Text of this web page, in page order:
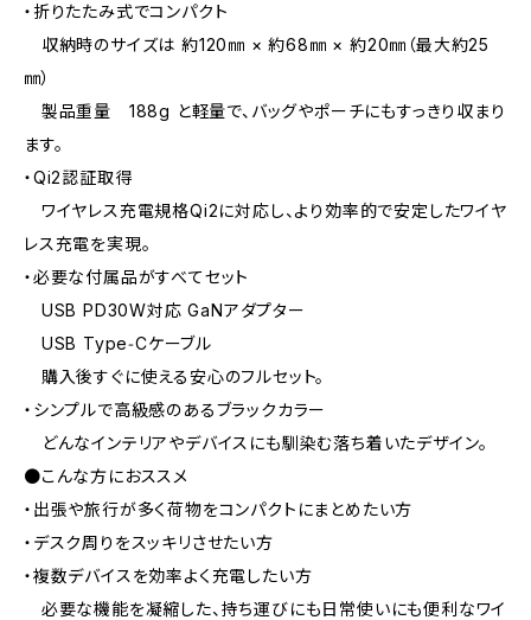
・折りたたみ式でコンパクト
収納時のサイズは 約120㎜ × 約68㎜ × 約20㎜（最大約25
㎜）
製品重量 188g と軽量で、バッグやポーチにもすっきり収まり
ます。
・Qi2認証取得
ワイヤレス充電規格Qi2に対応し、より効率的で安定したワイヤ
レス充電を実現。
・必要な付属品がすべてセット
USB PD30W対応 GaNアダプター
USB Type‑Cケーブル
購入後すぐに使える安心のフルセット。
・シンプルで高級感のあるブラックカラー
どんなインテリアやデバイスにも馴染む落ち着いたデザイン。
●こんな方におススメ
・出張や旅行が多く荷物をコンパクトにまとめたい方
・デスク周りをスッキリさせたい方
・複数デバイスを効率よく充電したい方
必要な機能を凝縮した、持ち運びにも日常使いにも便利なワイ